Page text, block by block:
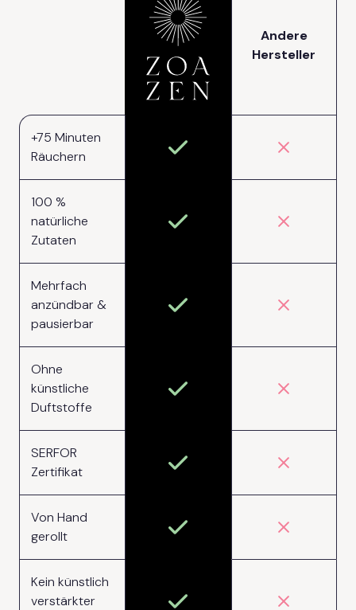
Andere
Hersteller
+75 Minuten
Räuchern
100 %
natürliche
Zutaten
Mehrfach
anzündbar &
pausierbar
Ohne
künstliche
Duftstoffe
SERFOR
Zertifikat
Von Hand
gerollt
Kein künstlich
verstärkter